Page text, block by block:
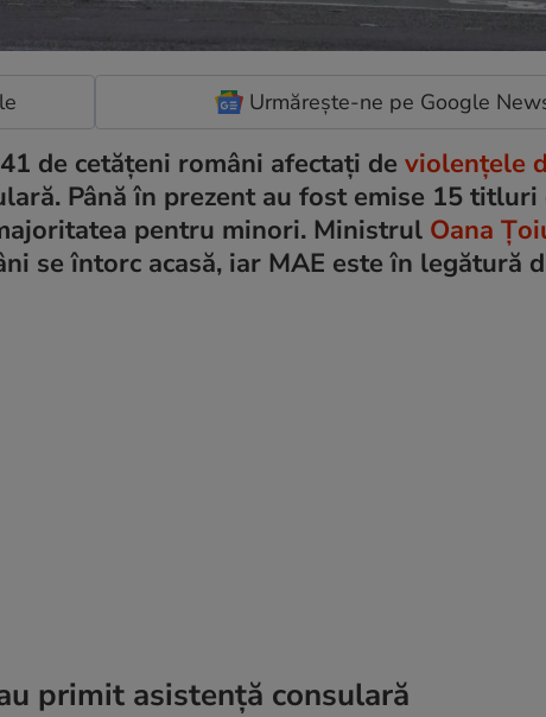
Urmărește-ne pe Google
de cetățeni români afectați de violențele
Până în prezent au fost emise 15 titluri
pentru minori. Ministrul Oana
se întorc acasă, iar MAE este în legătură
primit asistență consulară